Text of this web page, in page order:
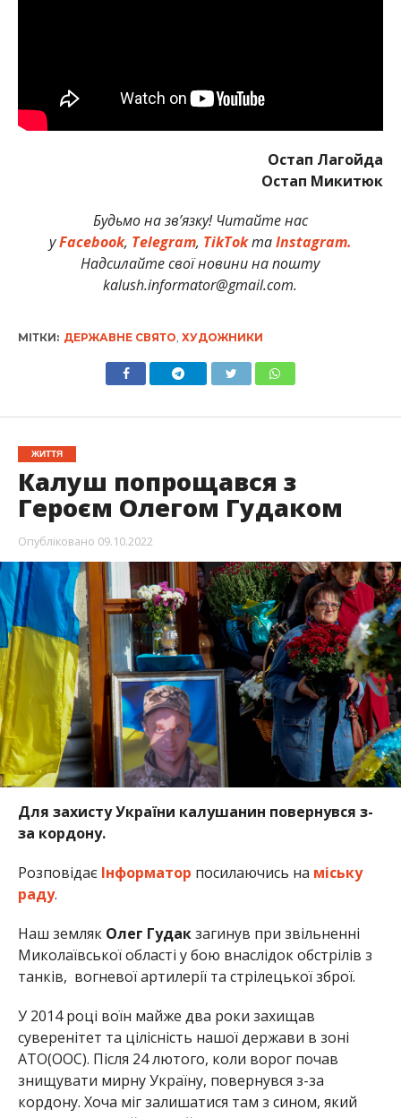
Остап Лагойда
Остап Микитюк
Будьмо на зв’язку! Читайте нас
уFacebook, Telegram, TikTokтаInstagram.
Надсилайте свої новини на пошту
kalush.informator@gmail.com.
МІТКИ: ДЕРЖАВНЕ СВЯТО ХУДОЖНИКИ
ЖИТТЯ
Калуш попрощався з
Героєм Олегом Гудаком
Опубліковано 09.10.2022
Для захисту України калушанин повернувся з-
за кордону.
Розповідає Інформатор посилаючись на міську
раду.
Наш земляк Олег Гудакзагинув при звільненні
Миколаївської області у бою внаслідок обстрілів з
танків, вогневої артилерії та стрілецької зброї.
У 2014 році воїн майже два роки захищав
суверенітет та цілісність нашої держави в зоні
АТО(ООС). Після 24 лютого, коли ворог почав
знищувати мирну Україну, повернувся з-за
кордону. Хоча міг залишатися там з сином, який